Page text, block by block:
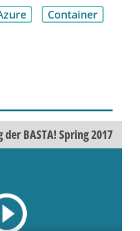
Container
BASTA! Spring 2017